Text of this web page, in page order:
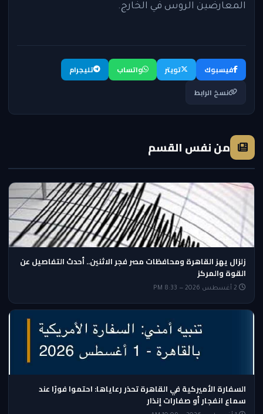
المعارضين الروس في الخارج.
فيسبوك تويتر واتساب
تليجرام
نسخ الرابط
من نفس القسم
زلزال يهز القاهرة ومحافظات مصر فجر الاثنين.. أحدث التفاصيل عن
القوة والمركز
السفارة الأميركية في القاهرة تحذر رعاياها: احتموا فورًا عند
سماع انفجار أو صفارات إنذار